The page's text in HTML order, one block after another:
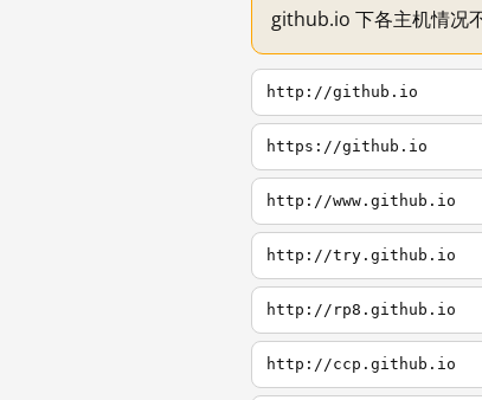
github.io 下各主机情况
http://github.io
https://github.io
http://www.github.io
http://try.github.io
http://rp8.github.io
http://ccp.github.io